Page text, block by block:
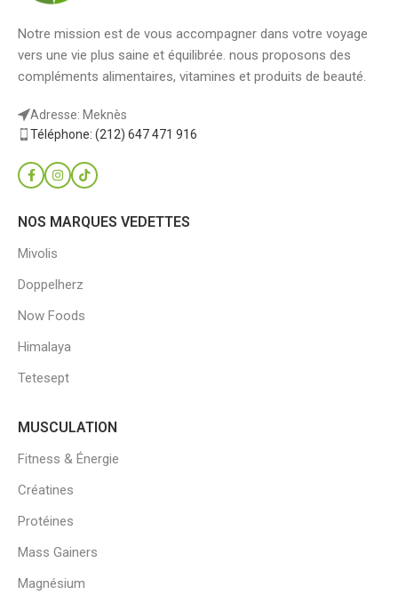
Notre mission est de vous accompagner dans votre voyage
vers une vie plus saine et équilibrée. nous proposons des
compléments alimentaires, vitamines et produits de beauté.
Adresse: Meknès
Téléphone: (212) 647 471 916
NOS MARQUES VEDETTES
Mivolis
Doppelherz
Now Foods
Himalaya
Tetesept
MUSCULATION
Fitness & Énergie
Créatines
Protéines
Mass Gainers
Magnésium